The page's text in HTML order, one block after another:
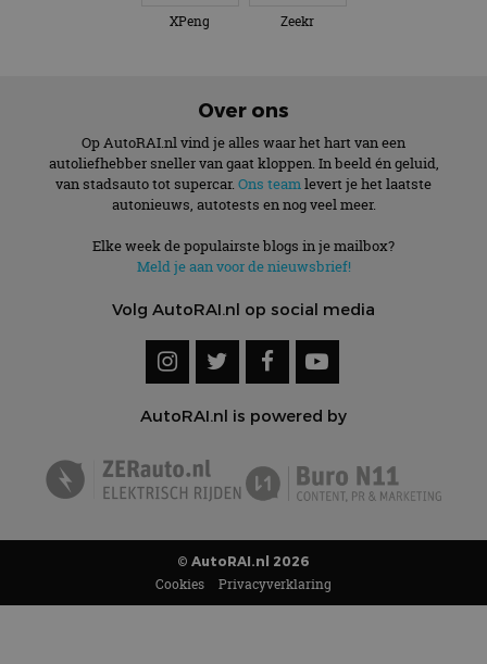
XPeng Zeekr
Over ons
Op AutoRAI.nl vind je alles waar het hart van een
autoliefhebber sneller van gaat kloppen. In beeld én geluid,
van stadsauto tot supercar. Ons teamlevert je het laatste
autonieuws, autotests en nog veel meer.
Elke week de populairste blogs in je mailbox?
Meld je aan voor de nieuwsbrief!
Volg AutoRAI.nl op social media
AutoRAI.nl is powered by
© AutoRAI.nl 2026
Cookies Privacyverklaring